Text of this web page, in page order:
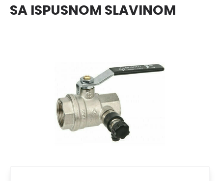
SA ISPUSNOM SLAVINOM